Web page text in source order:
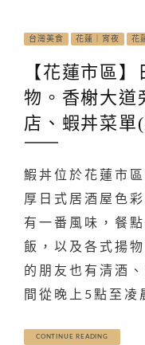
台灣美食 花蓮｜宵夜 花
【花蓮市區
物。香榭大道
店、蝦丼菜單
鰕丼位於花蓮市
厚日式居酒屋色
有一番風味，餐
飯，以及各式揚
的朋友也有清酒
間從晚上5點至凌
CONTINUE READING